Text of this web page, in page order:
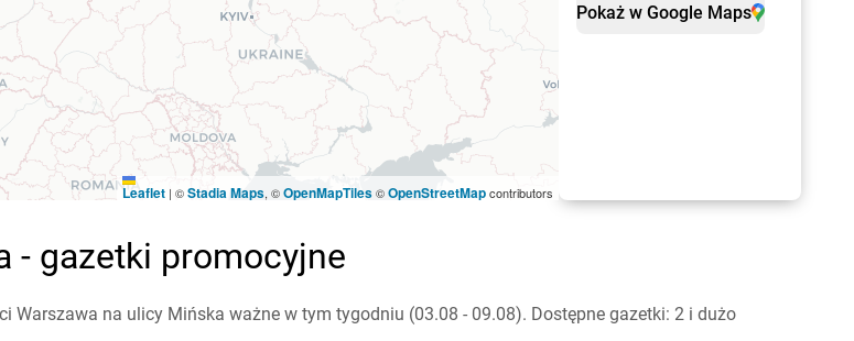
Pokaż w Google Maps
Leaflet | ©Stadia Maps, ©OpenMapTiles©OpenStreetMapcontributors
- gazetki promocyjne
na ulicy Mińska ważne w tym tygodniu (03.08 - 09.08). Dostępne gazetki: 2 i dużo